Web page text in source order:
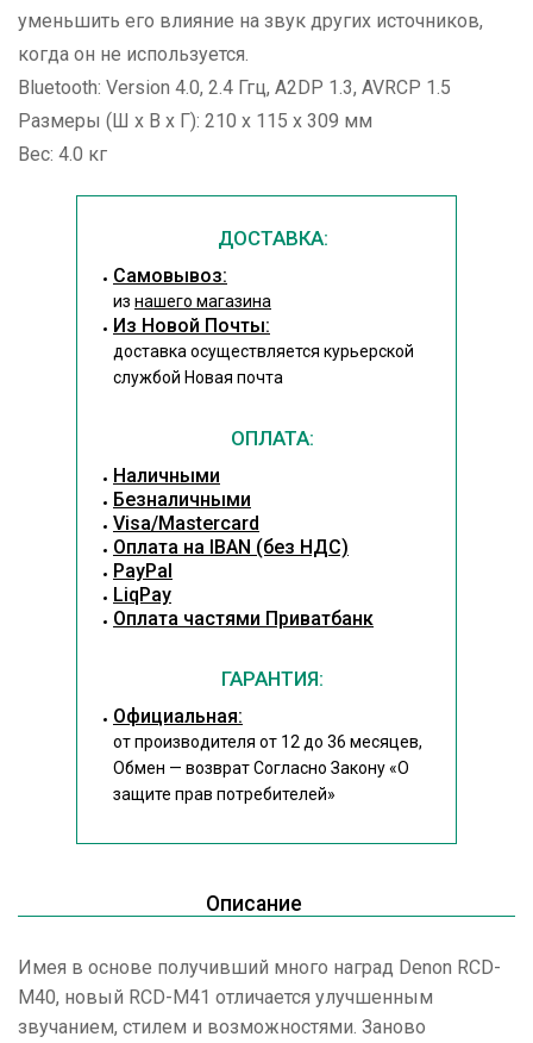
уменьшить его влияние на звук других источников,
когда он не используется.
Bluetooth: Version 4.0, 2.4 Ггц, A2DP 1.3, AVRCP 1.5
Размеры (Ш x В x Г): 210 x 115 x 309 мм
Вес: 4.0 кг
ДОСТАВКА:
Cамовывоз:
из нашего магазина
Из Новой Почты:
доставка осуществляется курьерской
службой Новая почта
ОПЛАТА:
Наличными
Безналичными
Visa/Mastercard
Оплата на IBAN (без НДС)
PayPal
LiqPay
Оплата частями Приватбанк
ГАРАНТИЯ:
Официальная:
от производителя от 12 до 36 месяцев,
Обмен — возврат Согласно Закону«О
защите прав потребителей»
Описание
Имея в основе получивший много наград Denon RCD-
M40, новый RCD-M41 отличается улучшенным
звучанием, стилем и возможностями. Заново